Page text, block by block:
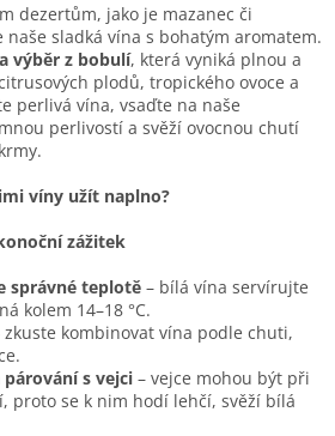
dezertům, jako je mazanec či
sladká vína s bohatým aromatem.
výběr z bobulí, která vyniká plnou a
plodů, tropického ovoce a
perlivá vína, vsaďte na naše
perlivostí a svěží ovocnou chutí
víny užít naplno?
zážitek
správné teplotě – bílá vína servírujte
kolem 14–18 °C.
zkuste kombinovat vína podle chuti,
s vejci – vejce mohou být při
proto se k nim hodí lehčí, svěží bílá